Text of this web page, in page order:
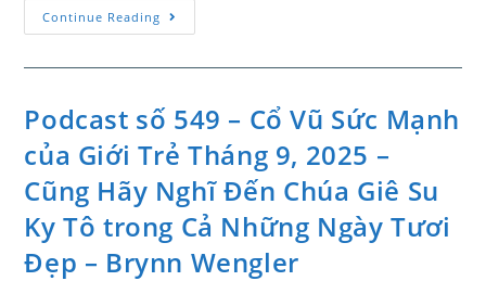
Continue Reading
Podcast số 549 – Cổ Vũ Sức Mạnh
của Giới Trẻ Tháng 9, 2025 –
Cũng Hãy Nghĩ Đến Chúa Giê Su
Ky Tô trong Cả Những Ngày Tươi
Đẹp – Brynn Wengler